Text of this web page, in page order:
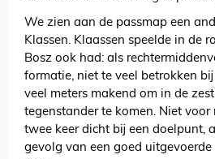
We zien aan de passmap een
Klassen. Klaassen speelde in de
Bosz ook had: als
formatie, niet te veel betrokken
veel meters makend om in de
tegenstander te komen. Niet voor
twee keer dicht bij een doelpunt,
gevolg van een goed